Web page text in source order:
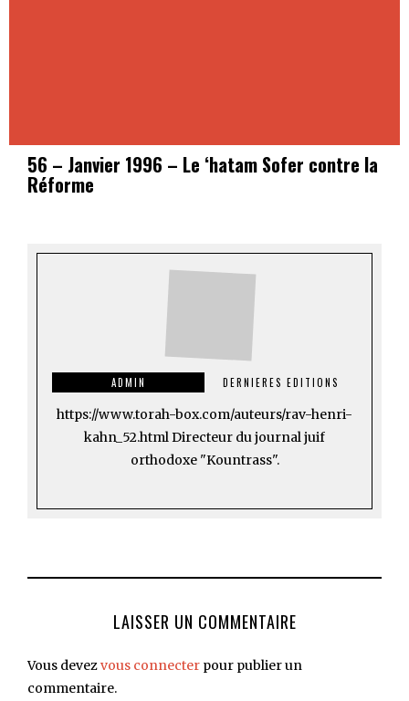
56 – Janvier 1996 – Le ‘hatam Sofer contre la
Réforme
ADMIN DERNIERES EDITIONS
https://www.torah-box.com/auteurs/rav-henri-
kahn_52.html Directeur du journal juif
orthodoxe "Kountrass".
LAISSER UN COMMENTAIRE
Vous devezvous connecter pour publier un
commentaire.